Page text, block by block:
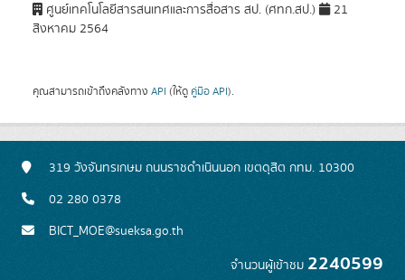
ศูนย์เทคโนโลยีสารสนเทศและการสื่อสาร สป. (ศทก.สป.)
21
สิงหาคม 2564
คุณสามารถเข้าถึงคลังทาง API (ให้ดู คู่มือ API).
319 วังจันทรเกษม ถนนราชดำเนินนอก เขตดุสิต กทม. 10300
02 280 0378
BICT_MOE@sueksa.go.th
จำนวนผู้เข้าชม 2240599